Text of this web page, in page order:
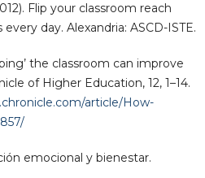
Flip your classroom reach
day. Alexandria: ASCD-ISTE.
the classroom can improve
of Higher Education, 12, 1–14.
article/How-
emocional y bienestar.